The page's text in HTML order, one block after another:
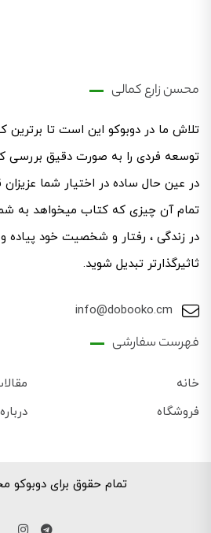
محسن زارع کمالی
تلاش ما در دوبوکو این است تا برترین
توسعه فردی را به صورت دقیق بررسی
در عین حال ساده در اختیار شما
تمام آن چیزی که کتاب میخواهد به
در زندگی ، رفتار و شخصیت خود پیاده
ثاثیرگذارتر تبدیل شوید.
info@dobooko.cm
فهرست سفارشی
خانه
فروشگاه
تمام حقوق برای